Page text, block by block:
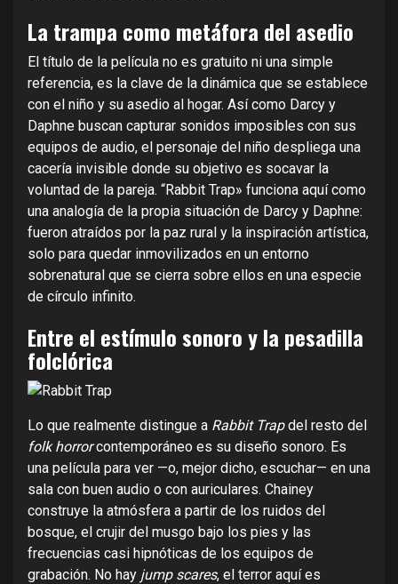
La trampa como metáfora del asedio
El título de la película no es gratuito ni una simple
referencia, es la clave de la dinámica que se establece
con el niño y su asedio al hogar. Así como Darcy y
Daphne buscan capturar sonidos imposibles con sus
equipos de audio, el personaje del niño despliega una
cacería invisible donde su objetivo es socavar la
voluntad de la pareja. “Rabbit Trap» funciona aquí como
una analogía de la propia situación de Darcy y Daphne:
fueron atraídos por la paz rural y la inspiración artística,
solo para quedar inmovilizados en un entorno
sobrenatural que se cierra sobre ellos en una especie
de círculo infinito.
Entre el estímulo sonoro y la pesadilla
folclórica
Lo que realmente distingue a Rabbit Trapdel resto del
folk horrorcontemporáneo es su diseño sonoro. Es
una película para ver —o, mejor dicho, escuchar— en una
sala con buen audio o con auriculares. Chainey
construye la atmósfera a partir de los ruidos del
bosque, el crujir del musgo bajo los pies y las
frecuencias casi hipnóticas de los equipos de
grabación. No hay jump scares, el terror aquí es